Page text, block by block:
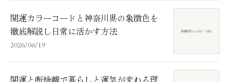
開運カラーコードと神奈川県の象徴色を
徹底解説し日常に活かす方法
2026/06/19
開運と断捨離で暮らしと運気が変わる理